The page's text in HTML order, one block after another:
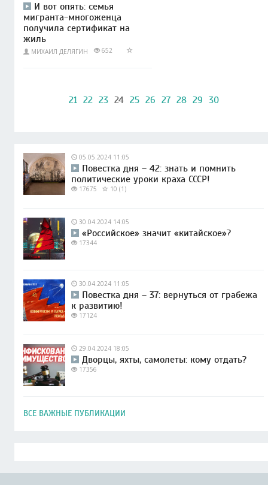
И вот опять: семья
мигранта-многоженца
получила сертификат на
жиль
МИХАИЛ ДЕЛЯГИН 652
21 22 23 24 25 26 27 28 29 30
05.05.2024 11:05
Повестка дня – 42: знать и помнить
политические уроки краха СССР!
17675 10 (1)
30.04.2024 14:05
«Российское» значит «китайское»?
17344
30.04.2024 11:05
Повестка дня – 37: вернуться от грабежа
к развитию!
17124
29.04.2024 18:05
Дворцы, яхты, самолеты: кому отдать?
17356
ВСЕ ВАЖНЫЕ ПУБЛИКАЦИИ